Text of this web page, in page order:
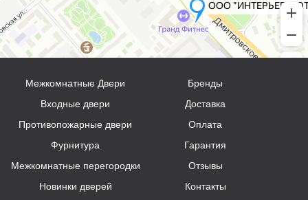
Межкомнатные Двери
Входные двери
Противопожарные двери
Фурнитура
Межкомнатные перегородки
Новинки дверей
Бренды
Доставка
Оплата
Гарантия
Отзывы
Контакты